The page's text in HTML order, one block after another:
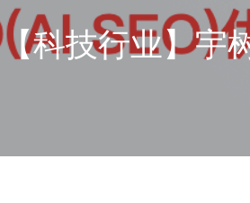
【科技行业】宇